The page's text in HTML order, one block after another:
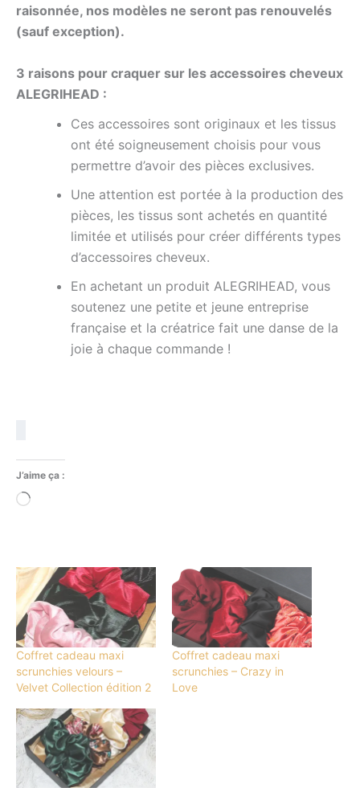
raisonnée, nos modèles ne seront pas renouvelés
(sauf exception).
3 raisons pour craquer sur les accessoires cheveux
ALEGRIHEAD :
Ces accessoires sont originaux et les tissus
ont été soigneusement choisis pour vous
permettre d’avoir des pièces exclusives.
Une attention est portée à la production des
pièces, les tissus sont achetés en quantité
limitée et utilisés pour créer différents types
d’accessoires cheveux.
En achetant un produit ALEGRIHEAD, vous
soutenez une petite et jeune entreprise
française et la créatrice fait une danse de la
joie à chaque commande !
J’aime ça :
Chargement…
Coffret cadeau maxi
scrunchies velours –
Velvet Collection édition 2
Coffret cadeau maxi
scrunchies – Crazy in
Love